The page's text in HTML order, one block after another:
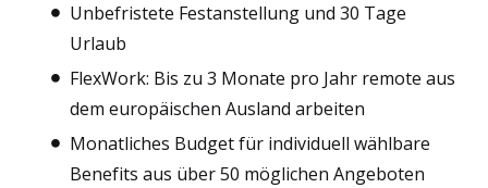
Unbefristete Festanstellung und 30 Tage
Urlaub
FlexWork: Bis zu 3 Monate pro Jahr remote aus
dem europäischen Ausland arbeiten
Monatliches Budget für individuell wählbare
Benefits aus über 50 möglichen Angeboten